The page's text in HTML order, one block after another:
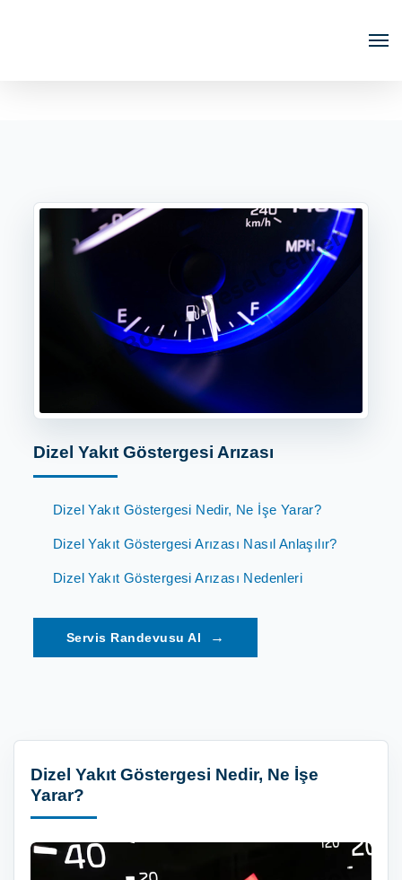
Dizel Yakıt Göstergesi Arızası
Dizel Yakıt Göstergesi Nedir, Ne İşe Yarar?
Dizel Yakıt Göstergesi Arızası Nasıl Anlaşılır?
Dizel Yakıt Göstergesi Arızası Nedenleri
→
Dizel Yakıt Göstergesi Nedir, Ne İşe
Yarar?